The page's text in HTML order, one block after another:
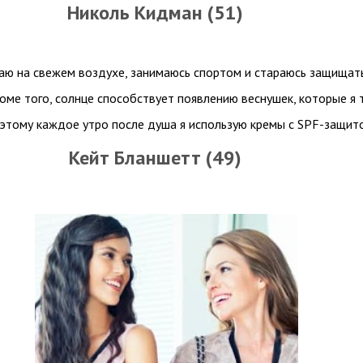
Николь Кидман (51)
на свежем воздухе, занимаюсь спортом и стараюсь
того, солнце способствует появлению веснушек, которые я
каждое утро после душа я использую кремы с SPF-
Кейт Бланшетт (49)